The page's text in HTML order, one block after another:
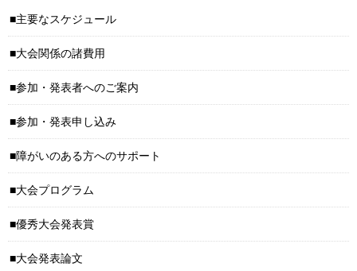
主要なスケジュール
大会関係の諸費用
参加・発表者へのご案内
参加・発表申し込み
障がいのある方へのサポート
大会プログラム
優秀大会発表賞
大会発表論文